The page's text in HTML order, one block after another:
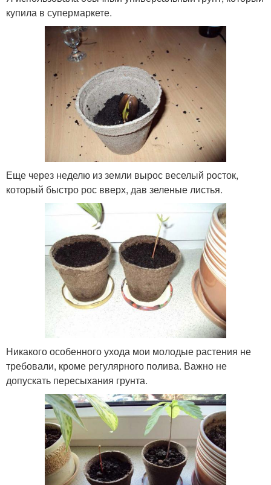
купила в супермаркете.
Еще через неделю из земли вырос веселый росток,
который быстро рос вверх, дав зеленые листья.
Никакого особенного ухода мои молодые растения не
требовали, кроме регулярного полива. Важно не
допускать пересыхания грунта.